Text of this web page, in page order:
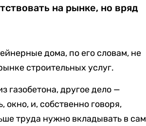
на рынке, но вряд
дома, по его словам, не
строительных услуг.
газобетона, другое дело —
окно, и, собственно говоря,
труда нужно вкладывать в сам